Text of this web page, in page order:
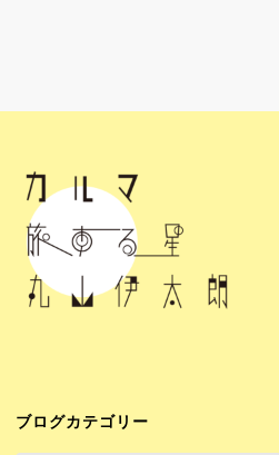
ブログカテゴリー